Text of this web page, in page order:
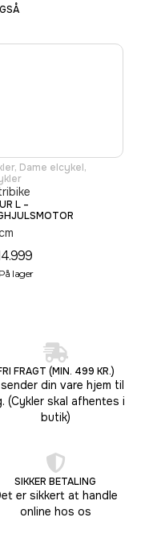
, Dame elcykel,
L –
På lager
FRAGT (MIN. 499 KR.)
din vare hjem til
(Cykler skal afhentes i
butik)
SIKKER BETALING
er sikkert at handle
online hos os